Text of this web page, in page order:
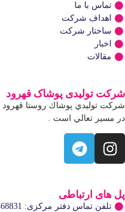
تماس با ما
اهداف شرکت
ساختار شرکت
اخبار
مقالات
شرکت تولیدی پوشاک قهرود
شركت توليدي پوشاك روستا
در مسير تعالي است .
پل های ارتباطی
تلفن تماس دفتر مرکزی: 66468831-021